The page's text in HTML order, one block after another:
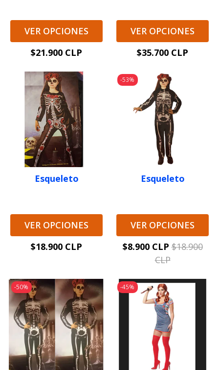
VER OPCIONES
$21.900 CLP
VER OPCIONES
$35.700 CLP
Esqueleto
VER OPCIONES
$18.900 CLP
-53%
Esqueleto
VER OPCIONES
$8.900 CLP $18.900
CLP
-50% -45%